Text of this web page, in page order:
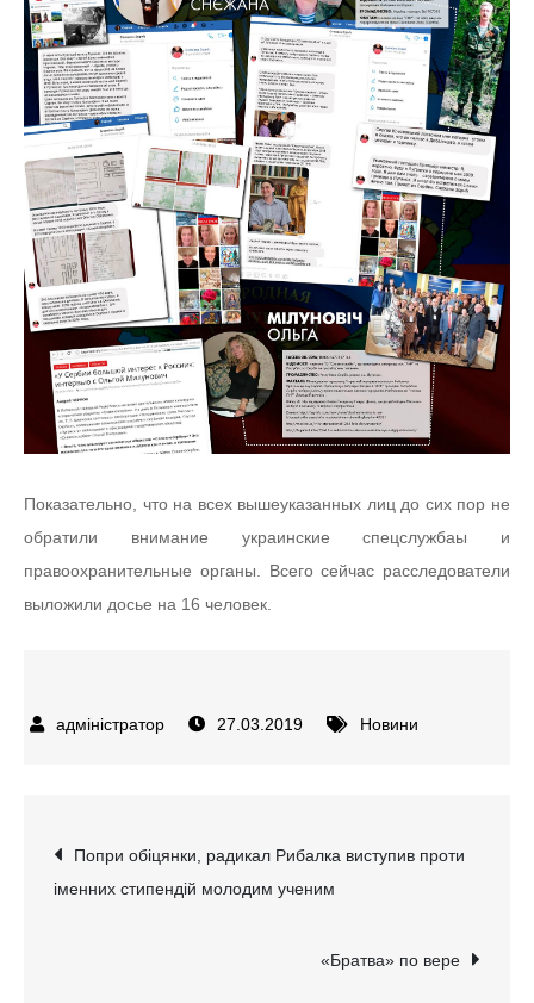
Показательно, что на всех вышеуказанных лиц до сих пор не
обратили внимание украинские спецслужбаы и
правоохранительные органы. Всего сейчас расследователи
выложили досье на 16 человек.
27.03.2019 Новини
Навігація
записів
Попри обіцянки, радикал Рибалка виступив проти
іменних стипендій молодим ученим
«Братва» по вере